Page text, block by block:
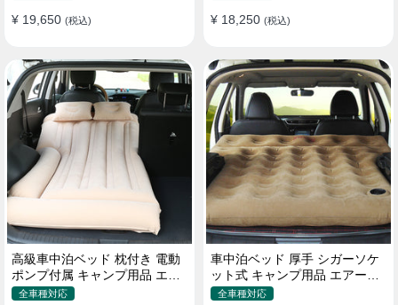
¥ 19,650 (税込) ¥ 18,250 (税込)
高級車中泊ベッド 枕付き 電動
ポンプ付属 キャンプ用品 エア
ーベッド 普通車 SUV
全車種対応
車中泊ベッド 厚手 シガーソケ
ット式 キャンプ用品 エアーベ
ッド 収納袋付き 普通車 SUV適
全車種対応